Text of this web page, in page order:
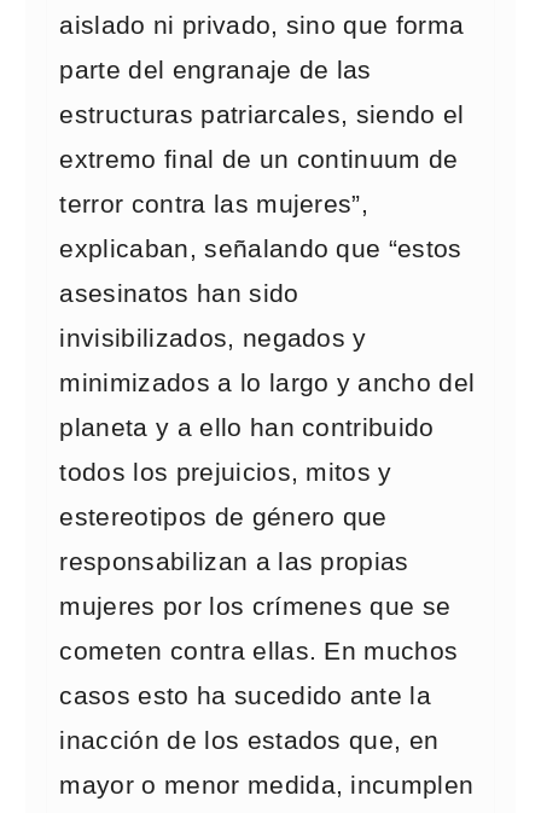
aislado ni privado, sino que forma
parte del engranaje de las
estructuras patriarcales, siendo el
extremo final de un continuum de
terror contra las mujeres”,
explicaban, señalando que “estos
asesinatos han sido
invisibilizados, negados y
minimizados a lo largo y ancho del
planeta y a ello han contribuido
todos los prejuicios, mitos y
estereotipos de género que
responsabilizan a las propias
mujeres por los crímenes que se
cometen contra ellas. En muchos
casos esto ha sucedido ante la
inacción de los estados que, en
mayor o menor medida, incumplen